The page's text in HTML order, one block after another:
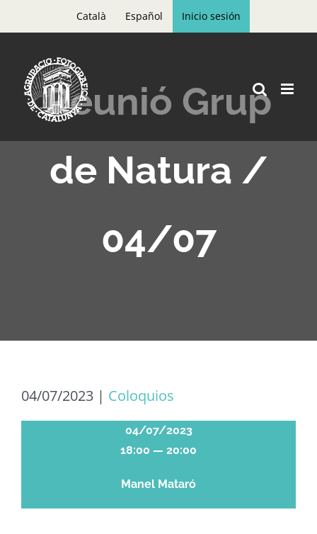
to
content
Català Español Inicio sesión
Reunió Grup
de Natura /
04/07
04/07/2023 | Coloquios
04/07/2023
18:00 — 20:00
Manel Mataró